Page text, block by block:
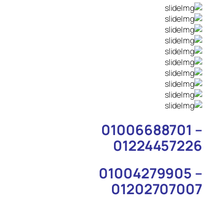
01006688701 –
01224457226
01004279905 –
01202707007